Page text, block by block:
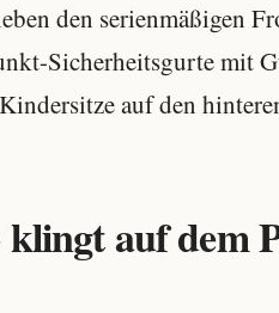
den serienmäßigen
Sicherheitsgurte mit
auf den
auf dem